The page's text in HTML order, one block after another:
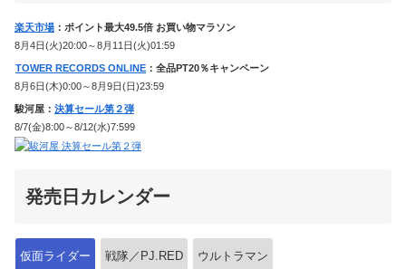
楽天市場 ：ポイント最大49.5倍 お買い物マラソン
8月4日(火)20:00～8月11日(火)01:59
TOWER RECORDS ONLINE ：全品PT20％キャンペーン
8月6日(木)0:00～8月9日(日)23:59
駿河屋： 決算セール第２弾
8/7(金)8:00～8/12(水)7:599
発売日カレンダー
仮面ライダー 戦隊／PJ.RED ウルトラマン